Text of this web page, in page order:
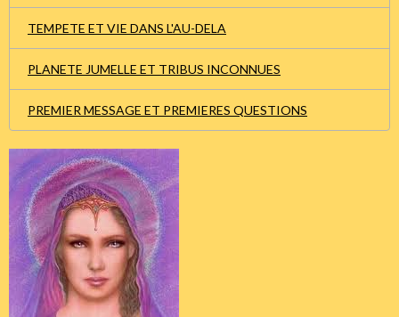
TEMPETE ET VIE DANS L'AU-DELA
PLANETE JUMELLE ET TRIBUS INCONNUES
PREMIER MESSAGE ET PREMIERES QUESTIONS